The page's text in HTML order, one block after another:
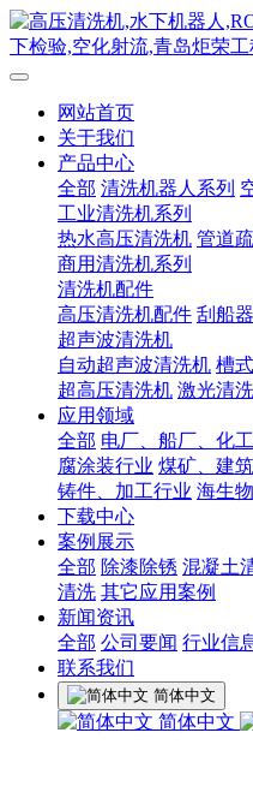
网站首页
关于我们
产品中心
全部 清洗机器人系列
工业清洗机系列
热水高压清洗机 管道
商用清洗机系列
清洗机配件
高压清洗机配件 刮船
超声波清洗机
自动超声波清洗机 槽
超高压清洗机 激光清
应用领域
全部 电厂、船厂、化
腐涂装行业 煤矿、建
铸件、加工行业 海生
下载中心
案例展示
全部 除漆除锈 混凝土
清洗 其它应用案例
新闻资讯
全部 公司要闻 行业信
联系我们
简体中文
简体中文